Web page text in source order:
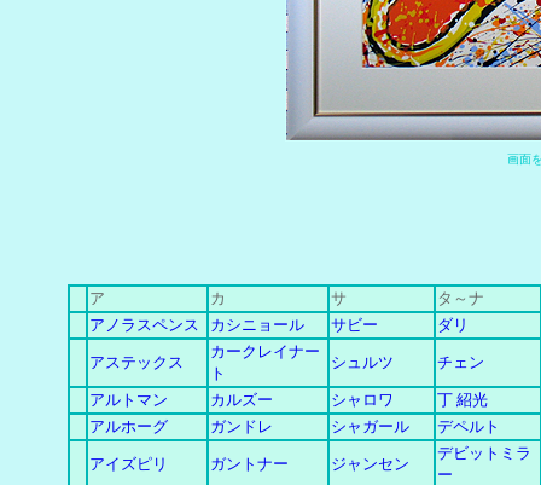
画面
ア カ サ
タ～ナ
アノラスペンス
カシニョール サビー ダリ
アステックス
カークレイナー
ト
シュルツ チェン
アルトマン カルズー シャロワ
丁 紹光
アルホーグ
ガンドレ シャガール デペルト
アイズピリ ガントナー ジャンセン
デビットミラ
ー